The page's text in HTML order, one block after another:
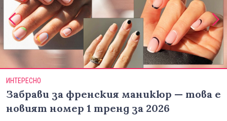
ИНТЕРЕСНО
Забрави за френския маникюр — това е
новият номер 1 тренд за 2026